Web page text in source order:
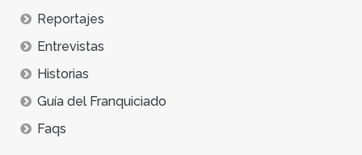
Reportajes
Entrevistas
Historias
Guía del Franquiciado
Faqs